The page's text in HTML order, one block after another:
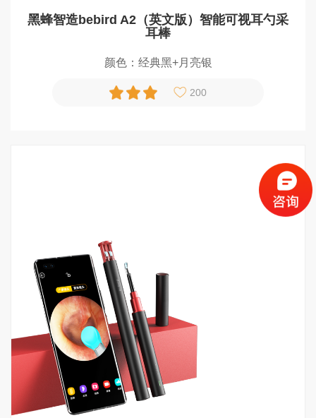
黑蜂智造bebird A2（英文版）智能可视耳勺采
耳棒
颜色：经典黑+月亮银
200